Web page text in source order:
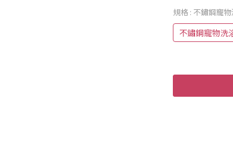
規格 : 不鏽鋼寵
不鏽鋼寵物洗